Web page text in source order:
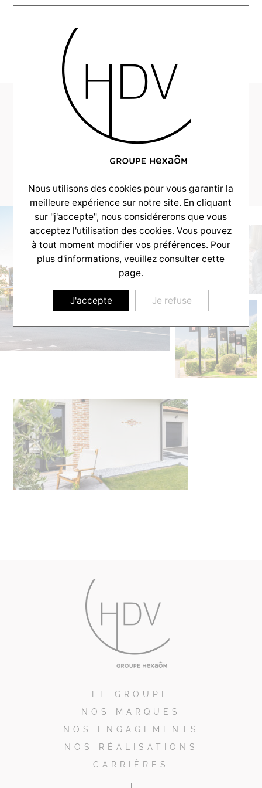
HDV-Couleur-Villas-
Realisation-
Andernos-maison-
135m2–_0019_-31
LE GROUPE
NOS MARQUES
NOS ENGAGEMENTS
NOS RÉALISATIONS
CARRIÈRES
Nous utilisons des cookies pour vous garantir la
meilleure expérience sur notre site. En cliquant
sur "j'accepte", nous considérerons que vous
acceptez l'utilisation des cookies. Vous pouvez
à tout moment modifier vos préférences. Pour
plus d'informations, veuillez consultercette
page.
J'accepte Je refuse